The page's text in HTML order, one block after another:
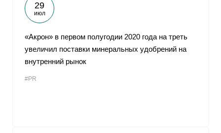
29
июл
«Акрон» в первом полугодии 2020 года на треть
увеличил поставки минеральных удобрений на
внутренний рынок
#PR